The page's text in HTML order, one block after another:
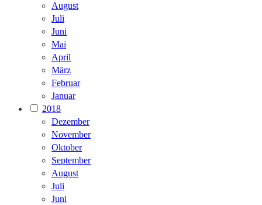
August
Juli
Juni
Mai
April
März
Februar
Januar
2018
Dezember
November
Oktober
September
August
Juli
Juni